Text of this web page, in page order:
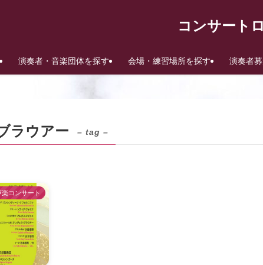
コンサート
演奏者・音楽団体を探す 会場・練習場所を探す 演奏者
ラウアー – tag –
楽コンサート